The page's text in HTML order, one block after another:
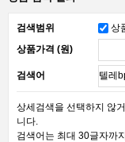
검색범위 상
상품가격 (원)
검색어
상세검색을 선택하지 않
니다.
검색어는 최대 30글자까